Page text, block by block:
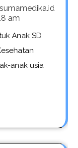
am
Anak SD
anak usia